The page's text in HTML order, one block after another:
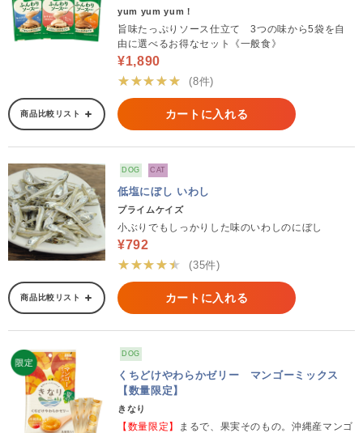
yum yum yum！
旨味たっぷりソース仕立て 3つの味から5袋を自
由に選べるお得なセット《一般食》
¥1,890
★★★★★
(8件)
商品比較リスト カートに入れる
DOG CAT
低塩にぼし いわし
プライムケイズ
小ぶりでもしっかりした味のいわしのにぼし
¥792
★★★★★
(35件)
商品比較リスト カートに入れる
DOG
くちどけやわらかゼリー マンゴーミックス
【数量限定】
きなり
【数量限定】
まるで、果実そのもの。沖縄産マンゴ